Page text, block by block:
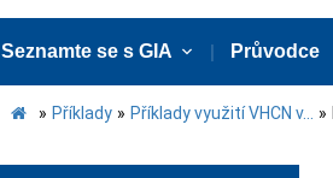
Seznamte se s GIA Průvodce
» Příklady » Příklady využití VHCN v... »